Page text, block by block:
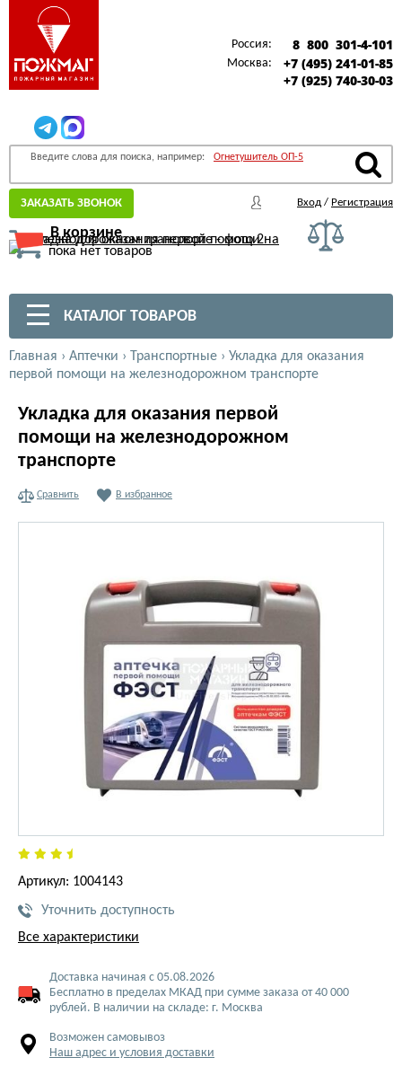
Россия: 8 800 301-4-101
Москва:
+7 (495) 241-01-85
+7 (925) 740-30-03
Введите слова для поиска, например: Огнетушитель ОП-5
ЗАКАЗАТЬ ЗВОНОК Вход / Регистрация
В корзине
пока нет товаров
КАТАЛОГ ТОВАРОВ
Главная › Аптечки › Транспортные › Укладка для оказания
первой помощи на железнодорожном транспорте
Укладка для оказания первой
помощи на железнодорожном
транспорте
Сравнить В избранное
Артикул: 1004143
Уточнить доступность
Все характеристики
Доставка начиная с 05.08.2026
Бесплатно в пределах МКАД при сумме заказа от 40 000
рублей. В наличии на складе: г. Москва
Возможен самовывоз
Наш адрес и условия доставки